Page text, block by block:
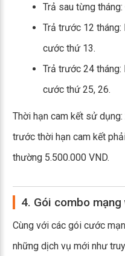
Trả sau từng
Trả trước 12
cước thứ 13.
Trả trước 24
cước thứ 25, 26.
Thời hạn cam kết sử
trước thời hạn cam kết
thường 5.500.000 VND.
4. Gói combo
Cùng với các gói cước
những dịch vụ mới như